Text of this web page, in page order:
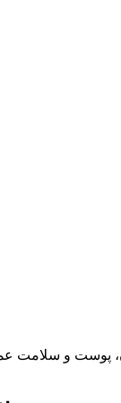
پوست و سلامت